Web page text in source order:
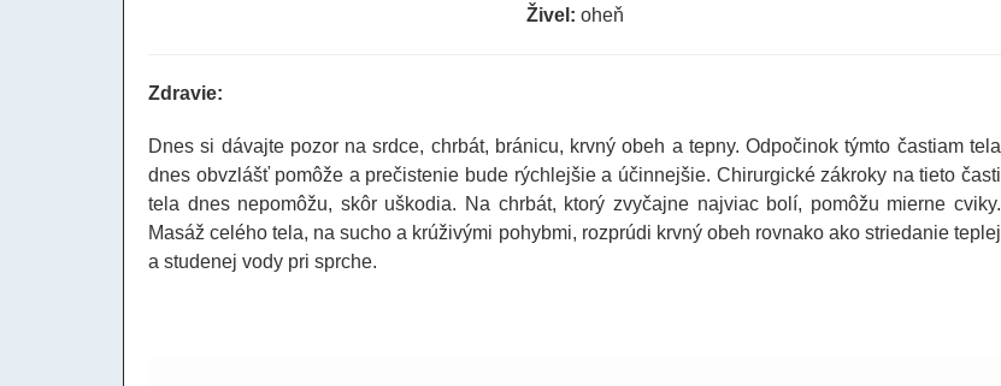
Živel: oheň
Zdravie:
Dnes si dávajte pozor na srdce, chrbát, bránicu, krvný obeh a tepny. Odpočinok týmto častiam tela
dnes obvzlášť pomôže a prečistenie bude rýchlejšie a účinnejšie. Chirurgické zákroky na tieto časti
tela dnes nepomôžu, skôr uškodia. Na chrbát, ktorý zvyčajne najviac bolí, pomôžu mierne cviky.
Masáž celého tela, na sucho a krúživými pohybmi, rozprúdi krvný obeh rovnako ako striedanie teplej
a studenej vody pri sprche.